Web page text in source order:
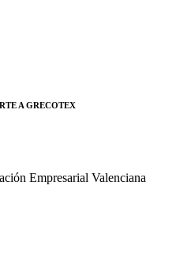
A GRECOTEX
Empresarial Valenciana